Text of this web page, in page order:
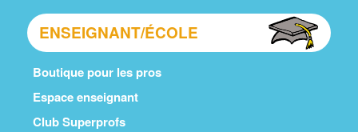
ENSEIGNANT/ÉCOLE
Boutique pour les pros
Espace enseignant
Club Superprofs